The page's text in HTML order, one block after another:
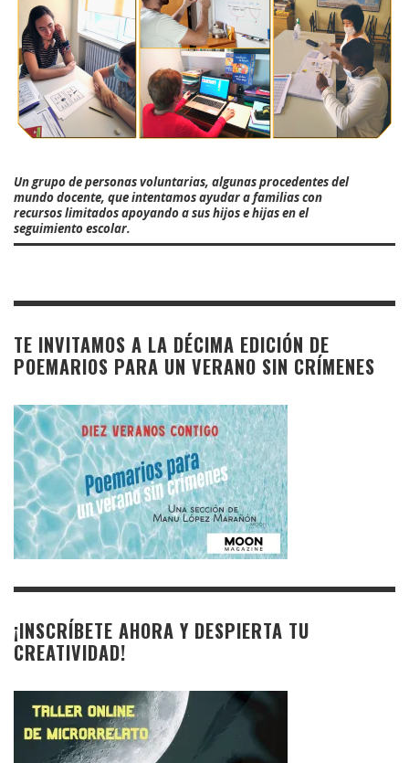
Un grupo de personas voluntarias, algunas procedentes del
mundo docente, que intentamos ayudar a familias con
recursos limitados apoyando a sus hijos e hijas en el
seguimiento escolar.
TE INVITAMOS A LA DÉCIMA EDICIÓN DE
POEMARIOS PARA UN VERANO SIN CRÍMENES
¡INSCRÍBETE AHORA Y DESPIERTA TU
CREATIVIDAD!